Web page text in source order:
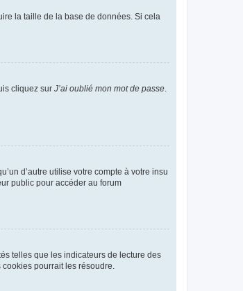
la taille de la base de données. Si cela
cliquez sur J’ai oublié mon mot de passe.
d’autre utilise votre compte à votre insu
public pour accéder au forum
telles que les indicateurs de lecture des
pourrait les résoudre.